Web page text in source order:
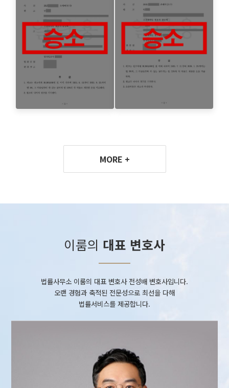
MORE +
이룸의 대표 변호사
법률사무소 이룸의 대표 변호사 전성배 변호사입니다.
오랜 경험과 축적된 전문성으로 최선을 다해
법률서비스를 제공합니다.